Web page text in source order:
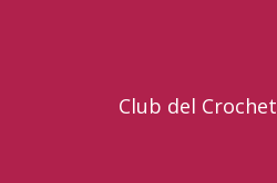
Club del Crochet